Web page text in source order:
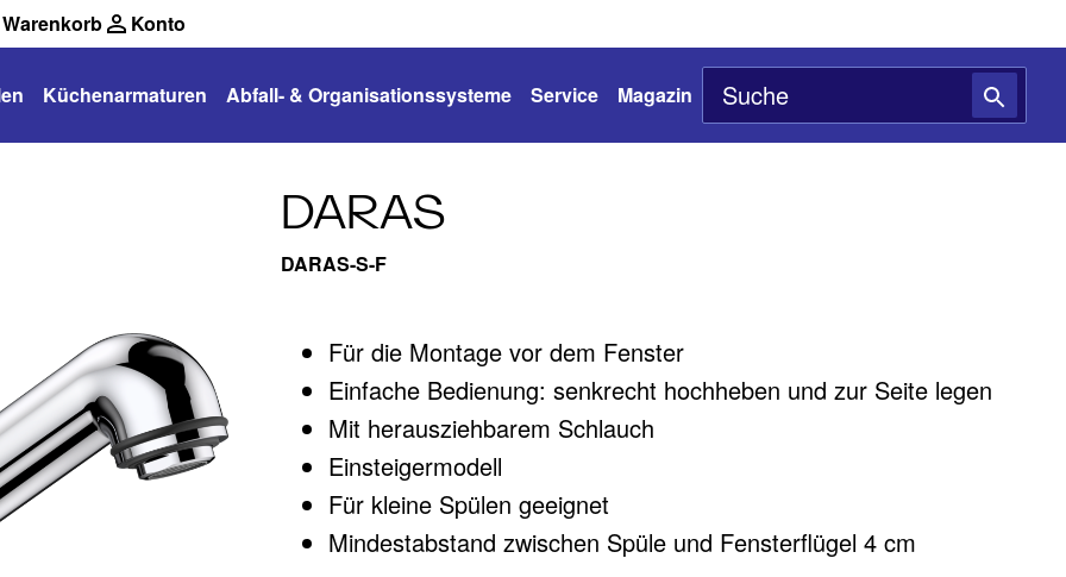
Warenkorb Konto
Küchenarmaturen Abfall- & Organisationssysteme Service Magazin
DARAS
DARAS-S-F
Für die Montage vor dem Fenster
Einfache Bedienung: senkrecht hochheben und zur Seite legen
Mit herausziehbarem Schlauch
Einsteigermodell
Für kleine Spülen geeignet
Mindestabstand zwischen Spüle und Fensterflügel 4 cm